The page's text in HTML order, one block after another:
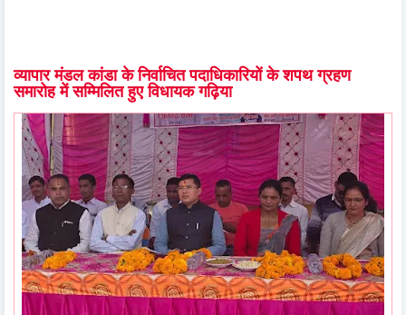
व्यापार मंडल कांडा के निर्वाचित पदाधिकारियों के शपथ ग्रहण
समारोह में सम्मिलित हुए विधायक गढ़िया